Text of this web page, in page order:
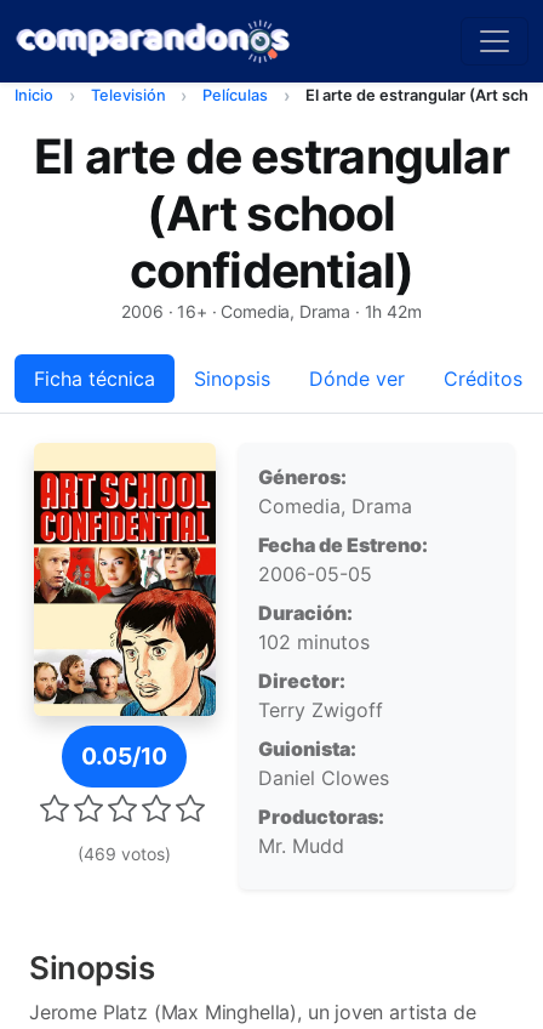
Inicio Televisión Películas El arte de estrangular (Art
El arte de estrangular
(Art school
confidential)
2006 · 16+ · Comedia, Drama · 1h 42m
Ficha técnica Sinopsis Dónde ver Créditos
Ficha técnica
Póster de El arte de estrangular (Art school
0.05/10
(469 votos)
Géneros:
Comedia, Drama
Fecha de Estreno:
2006-05-05
Duración:
102 minutos
Director:
Terry Zwigoff
Guionista:
Daniel Clowes
Productoras:
Mr. Mudd
Sinopsis
Jerome Platz (Max Minghella), un joven artista de